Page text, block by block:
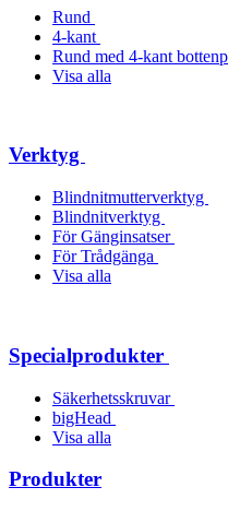
Rund
4-kant
Rund med 4-kant
Visa alla
Verktyg
Blindnitmutterverktyg
Blindnitverktyg
För Gänginsatser
För Trådgänga
Visa alla
Specialprodukter
Säkerhetsskruvar
bigHead
Visa alla
Produkter